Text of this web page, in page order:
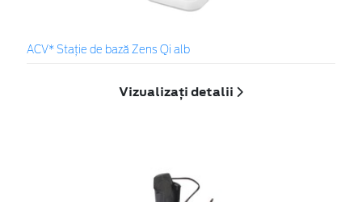
ACV* Stație de bază Zens Qi alb
Vizualizați detalii